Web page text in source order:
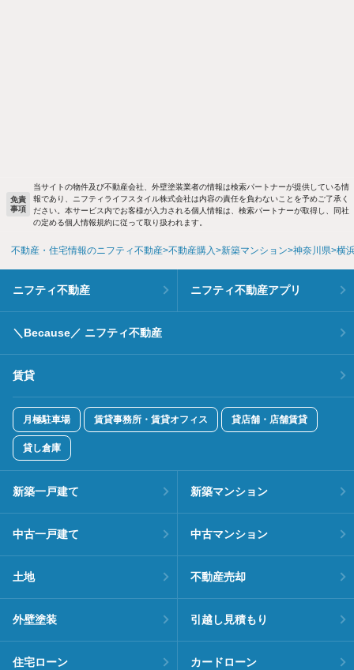
免責
事項
当サイトの物件及び不動産会社、外壁塗装業者の情報は検索パートナーが提供している情
報であり、ニフティライフスタイル株式会社は内容の責任を負わないことを予めご了承く
ださい。本サービス内でお客様が入力される個人情報は、検索パートナーが取得し、同社
の定める個人情報規約に従って取り扱われます。
不動産・住宅情報のニフティ不動産 不動産購入 新築マンション 神奈川県 横
ニフティ不動産 ニフティ不動産アプリ
＼Because／ ニフティ不動産
賃貸
月極駐車場 賃貸事務所・賃貸オフィス 貸店舗・店舗賃貸
貸し倉庫
新築一戸建て 新築マンション
中古一戸建て 中古マンション
土地 不動産売却
外壁塗装 引越し見積もり
住宅ローン カードローン